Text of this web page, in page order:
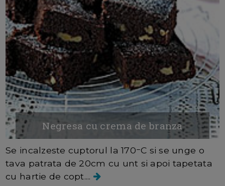
Negresa cu crema de branza
Se incalzeste cuptorul la 170ｰC si se unge o
tava patrata de 20cm cu unt si apoi tapetata
cu hartie de copt....